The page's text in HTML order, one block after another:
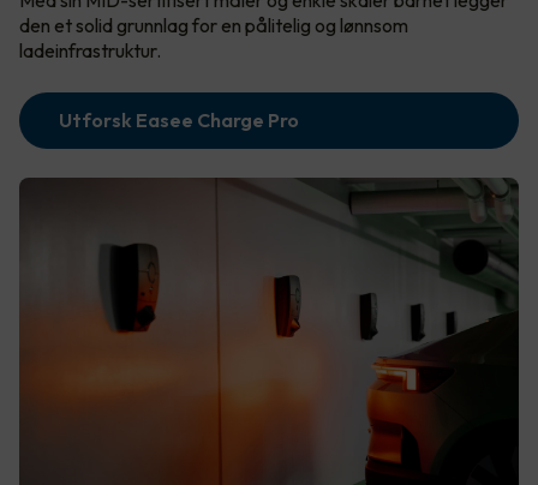
den et solid grunnlag for en pålitelig og lønnsom
ladeinfrastruktur.
Utforsk Easee Charge Pro